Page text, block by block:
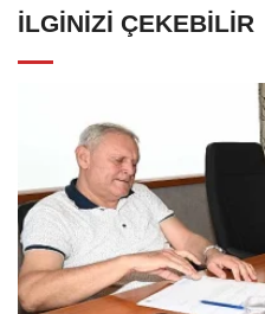
İLGINIZI ÇEKEBILIR